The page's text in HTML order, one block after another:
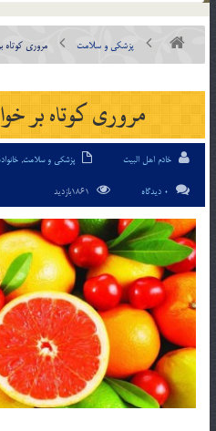
پزشکی و سلامت مروری کوتاه
مروری کوتاه بر
خادم اهل البیت پزشکی و سلامت,
0 دیدگاه